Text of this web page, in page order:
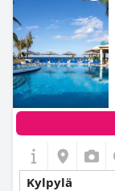
Kylpylä